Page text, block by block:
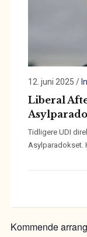
Kommende
12. juni 2025 /
Liberal
Tidligere UDI
Asylparadokset.